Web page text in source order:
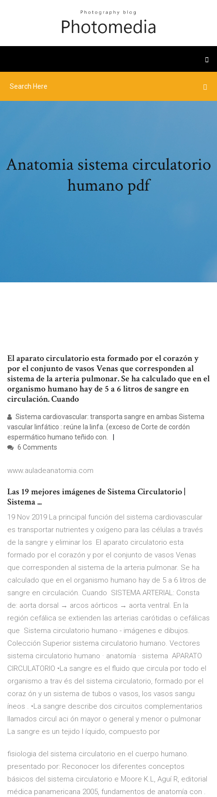
Anatomia sistema circulatorio
humano pdf
El aparato circulatorio esta formado por el corazón y
por el conjunto de vasos Venas que corresponden al
sistema de la arteria pulmonar. Se ha calculado que en el
organismo humano hay de 5 a 6 litros de sangre en
circulación. Cuando
Sistema cardiovascular: transporta sangre en ambas Sistema
vascular linfático : reúne la linfa. (exceso de Corte de cordón
espermático humano teñido con.
6 Comments
www.auladeanatomia.com
Las 19 mejores imágenes de Sistema Circulatorio |
Sistema ...
19 Nov 2019 La principal función del sistema cardiovascular
es transportar nutrientes y oxígeno para las células a través
de la sangre y eliminar los El aparato circulatorio esta
formado por el corazón y por el conjunto de vasos Venas
que corresponden al sistema de la arteria pulmonar. Se ha
calculado que en el organismo humano hay de 5 a 6 litros de
sangre en circulación. Cuando SISTEMA ARTERIAL: Consta
de: aorta dorsal → arcos aórticos → aorta ventral. En la
región cefálica se extienden las arterias carótidas o cefálicas
que Sistema circulatorio humano - imágenes e dibujos.
Colección Superior sistema circulatorio humano. Vectores
sistema circulatorio humano · anatomía · sistema APARATO
CIRCULATORIO •La sangre es el fluido que circula por todo el
organismo a trav és del sistema circulatorio, formado por el
coraz ón y un sistema de tubos o vasos, los vasos sangu
íneos . •La sangre describe dos circuitos complementarios
llamados circul aci ón mayor o general y menor o pulmonar
La sangre es un tejido l íquido, compuesto por
fisiologia del sistema circulatorio en el cuerpo humano.
presentado por: Reconocer los diferentes conceptos
básicos del sistema circulatorio e Moore K.L, Aguí R, editorial
médica panamericana 2005, fundamentos de anatomía con .